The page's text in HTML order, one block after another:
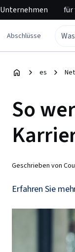
Unternehmen für
Abschlüsse
es
So
Geschrieben von
Erfahren Sie